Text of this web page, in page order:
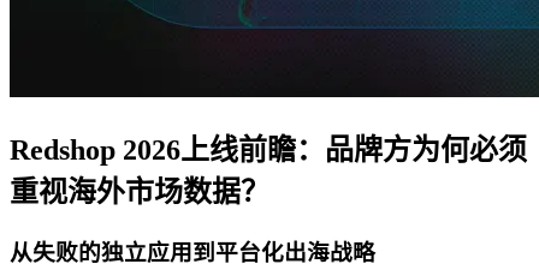
微信公众号
Redshop 2026上线前瞻：品牌方为何必须
重视海外市场数据？
从失败的独立应用到平台化出海战略